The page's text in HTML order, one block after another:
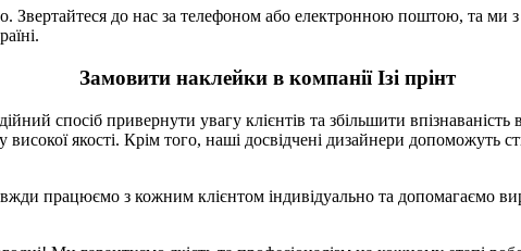
Звертайтеся до нас за телефоном або електронною поштою, та ми
Замовити наклейки в компанії Ізі прінт
спосіб привернути увагу клієнтів та збільшити
високої якості. Крім того, наші досвідчені дизайнери
працюємо з кожним клієнтом індивідуально та допомагаємо